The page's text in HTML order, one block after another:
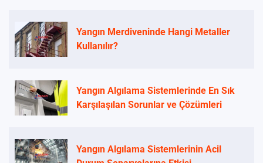
Yangın Merdiveninde Hangi Metaller
Kullanılır?
Yangın Algılama Sistemlerinde En Sık
Karşılaşılan Sorunlar ve Çözümleri
Yangın Algılama Sistemlerinin Acil